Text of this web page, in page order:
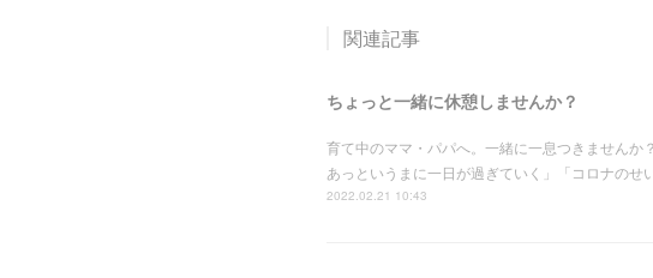
関連記事
ちょっと一緒に休憩しませんか？
育て中のママ・パパへ。一緒に一息つきませんか
あっというまに一日が過ぎていく」「コロナの
2022.02.21 10:43